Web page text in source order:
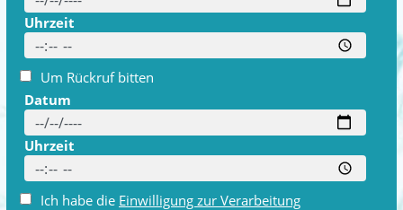
Uhrzeit
Um Rückruf bitten
Datum
Uhrzeit
Ich habe die Einwilligung zur Verarbeitung